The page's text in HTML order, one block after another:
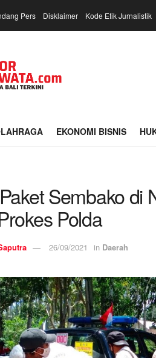
Pers Disklaimer Kode Etik Jurnalistik
EKONOMI BISNIS
Sembako di
Polda
26/09/2021 in Daerah